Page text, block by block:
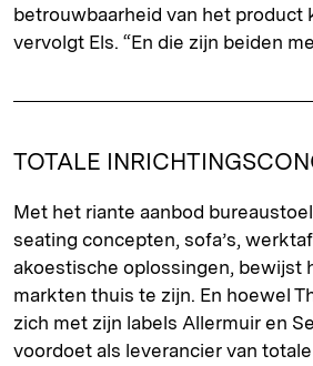
betrouwbaarheid van het product
vervolgt Els. “En die zijn beiden
TOTALE
Met het riante aanbod
seating concepten, sofa’s,
akoestische oplossingen, bewijst
markten thuis te zijn. En hoewel
zich met zijn labels Allermuir en
voordoet als leverancier van totale